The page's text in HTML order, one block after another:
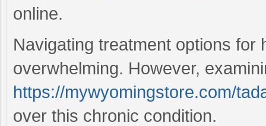
online.
Navigating treatment options for
overwhelming. However,
https://mywyomingstore.com/
over this chronic condition.